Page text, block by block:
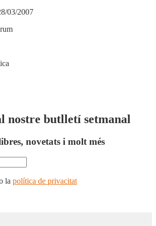
03/2007
nostre butlletí setmanal
novetats i molt més
la política de privacitat